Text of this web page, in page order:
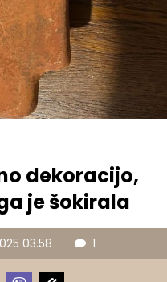
dekoracijo,
je šokirala
03.58 1